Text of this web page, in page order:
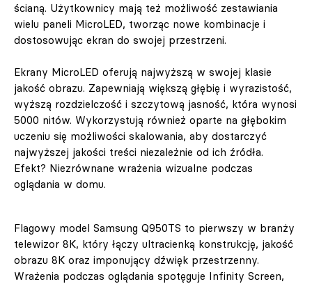
ścianą. Użytkownicy mają też możliwość zestawiania
wielu paneli MicroLED, tworząc nowe kombinacje i
dostosowując ekran do swojej przestrzeni.
Ekrany MicroLED oferują najwyższą w swojej klasie
jakość obrazu. Zapewniają większą głębię i wyrazistość,
wyższą rozdzielczość i szczytową jasność, która wynosi
5000 nitów. Wykorzystują również oparte na głębokim
uczeniu się możliwości skalowania, aby dostarczyć
najwyższej jakości treści niezależnie od ich źródła.
Efekt? Niezrównane wrażenia wizualne podczas
oglądania w domu.
Flagowy model Samsung Q950TS to pierwszy w branży
telewizor 8K, który łączy ultracienką konstrukcję, jakość
obrazu 8K oraz imponujący dźwięk przestrzenny.
Wrażenia podczas oglądania spotęguje Infinity Screen,